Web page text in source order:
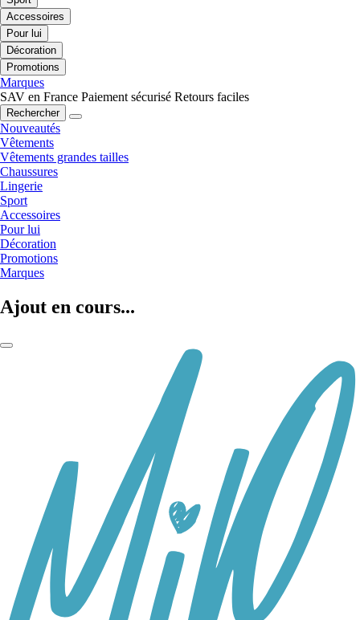
Accessoires
Pour lui
Décoration
Promotions
Marques
SAV en France Paiement sécurisé Retours faciles
Rechercher
Nouveautés
Vêtements
Vêtements grandes tailles
Chaussures
Lingerie
Sport
Accessoires
Pour lui
Décoration
Promotions
Marques
Ajout en cours...